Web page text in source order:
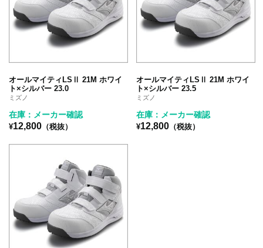
オールマイティLSⅡ 21M ホワイ
ト×シルバー 23.0
ミズノ
在庫：メーカー確認
¥12,800 （税抜）
オールマイティLSⅡ 21M ホワイ
ト×シルバー 23.5
ミズノ
在庫：メーカー確認
¥12,800 （税抜）